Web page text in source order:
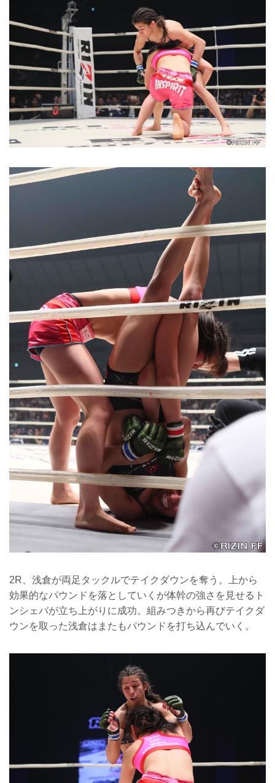
2R、浅倉が両足タックルでテイクダウンを奪う。上から
効果的なパウンドを落としていくが体幹の強さを見せるト
ンシェバが立ち上がりに成功。組みつきから再びテイクダ
ウンを取った浅倉はまたもパウンドを打ち込んでいく。